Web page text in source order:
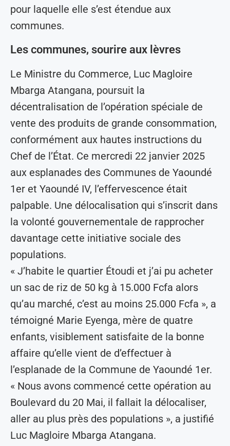
pour laquelle elle s’est étendue aux
communes.
Les communes, sourire aux lèvres
Le Ministre du Commerce, Luc Magloire
Mbarga Atangana, poursuit la
décentralisation de l’opération spéciale de
vente des produits de grande consommation,
conformément aux hautes instructions du
Chef de l’État. Ce mercredi 22 janvier 2025
aux esplanades des Communes de Yaoundé
1er et Yaoundé IV, l’effervescence était
palpable. Une délocalisation qui s’inscrit dans
la volonté gouvernementale de rapprocher
davantage cette initiative sociale des
populations.
« J’habite le quartier Étoudi et j’ai pu acheter
un sac de riz de 50 kg à 15.000 Fcfa alors
qu’au marché, c’est au moins 25.000 Fcfa », a
témoigné Marie Eyenga, mère de quatre
enfants, visiblement satisfaite de la bonne
affaire qu’elle vient de d’effectuer à
l’esplanade de la Commune de Yaoundé 1er.
« Nous avons commencé cette opération au
Boulevard du 20 Mai, il fallait la délocaliser,
aller au plus près des populations », a justifié
Luc Magloire Mbarga Atangana.